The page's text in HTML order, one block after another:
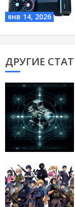
янв 14, 2026
ДРУГИЕ